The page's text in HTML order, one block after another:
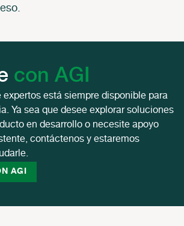
con AGI
expertos está siempre disponible para
Ya sea que desee explorar soluciones
en desarrollo o necesite apoyo
contáctenos y estaremos
AGI